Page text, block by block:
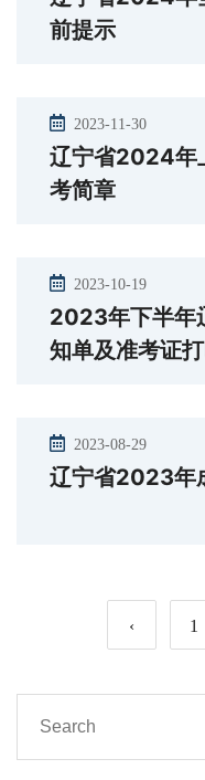
前提示
2023-11-30
辽宁省2024年
考简章
2023-10-19
2023年下半年
知单及准考证
2023-08-29
辽宁省2023年
‹ 1